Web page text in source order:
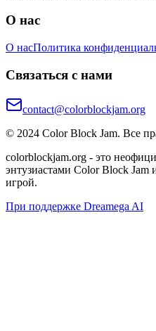
О нас
О насПолитика
Связаться с нами
contact@colorblockjam.org
© 2024 Color Block Jam. Все
colorblockjam.org - это
энтузиастами Color Block
игрой.
При поддержке Dreamega AI